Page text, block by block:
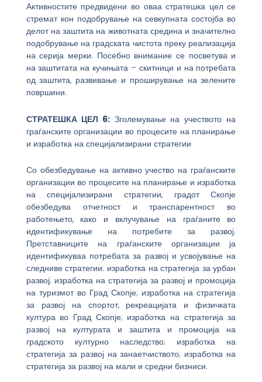
Активностите предвидени во оваа стратешка цел се
стремат кон подобрување на севкупната состојба во
делот на заштита на животната средина и значително
подобрување на градската чистота преку реализација
на серија мерки. Посебно внимание се посветува и
на заштитата на кучињата – скитници и на потребата
од заштита, развивање и проширување на зелените
површини.
СТРАТЕШКА ЦЕЛ 6:Зголемување на учеството на
граѓанските организации во процесите на планирање
и изработка на специјализирани стратегии
Со обезбедување на активно учество на граѓанските
организации во процесите на планирање и изработка
на специјализирани стратегии, градот Скопје
обезбедува отчетност и транспарентност во
работењето, како и вклучување на граѓаните во
идентификување на потребите за развој.
Претставниците на граѓанските организации ја
идентификуваа потребата за развој и усвојување на
следниве стратегии: изработка на стратегија за урбан
развој; изработка на стратегија за развој и промоција
на туризмот во Град Скопје; изработка на стратегија
за развој на спортот, рекреацијата и физичката
култура во Град Скопје; изработка на стратегија за
развој на културата и заштита и промоција на
градското културно наследство; изработка на
стратегија за развој на занаетчиството; изработка на
стратегија за развој на мали и средни бизниси.